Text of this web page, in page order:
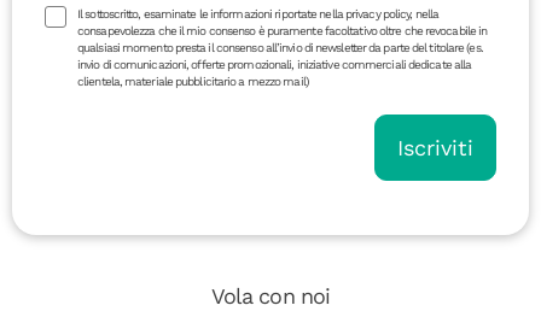
Il sottoscritto, esaminate le informazioni riportate nella privacy policy, nella
consapevolezza che il mio consenso è puramente facoltativo oltre che revocabile in
qualsiasi momento presta il consenso all’invio di newsletter da parte del titolare (es.
invio di comunicazioni, offerte promozionali, iniziative commerciali dedicate alla
clientela, materiale pubblicitario a mezzo mail)
Iscriviti
Vola con noi